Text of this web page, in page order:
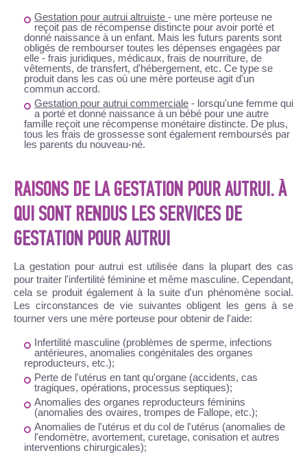
Gestation pour autrui altruiste - une mère porteuse ne
reçoit pas de récompense distincte pour avoir porté et
donné naissance à un enfant. Mais les futurs parents sont
obligés de rembourser toutes les dépenses engagées par
elle - frais juridiques, médicaux, frais de nourriture, de
vêtements, de transfert, d'hébergement, etc. Ce type se
produit dans les cas où une mère porteuse agit d'un
commun accord.
Gestation pour autrui commerciale - lorsqu'une femme qui
a porté et donné naissance à un bébé pour une autre
famille reçoit une récompense monétaire distincte. De plus,
tous les frais de grossesse sont également remboursés par
les parents du nouveau-né.
RAISONS DE LA GESTATION POUR AUTRUI. À
QUI SONT RENDUS LES SERVICES DE
GESTATION POUR AUTRUI
La gestation pour autrui est utilisée dans la plupart des cas
pour traiter l'infertilité féminine et même masculine. Cependant,
cela se produit également à la suite d'un phénomène social.
Les circonstances de vie suivantes obligent les gens à se
tourner vers une mère porteuse pour obtenir de l'aide:
Infertilité masculine (problèmes de sperme, infections
antérieures, anomalies congénitales des organes
reproducteurs, etc.);
Perte de l'utérus en tant qu'organe (accidents, cas
tragiques, opérations, processus septiques);
Anomalies des organes reproducteurs féminins
(anomalies des ovaires, trompes de Fallope, etc.);
Anomalies de l'utérus et du col de l'utérus (anomalies de
l'endomètre, avortement, curetage, conisation et autres
interventions chirurgicales);